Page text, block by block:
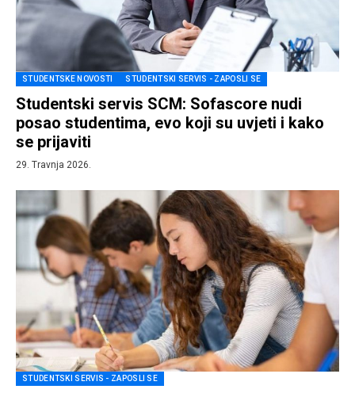
STUDENTSKE NOVOSTI STUDENTSKI SERVIS - ZAPOSLI SE
Studentski servis SCM: Sofascore nudi
posao studentima, evo koji su uvjeti i kako
se prijaviti
29. Travnja 2026.
STUDENTSKI SERVIS - ZAPOSLI SE